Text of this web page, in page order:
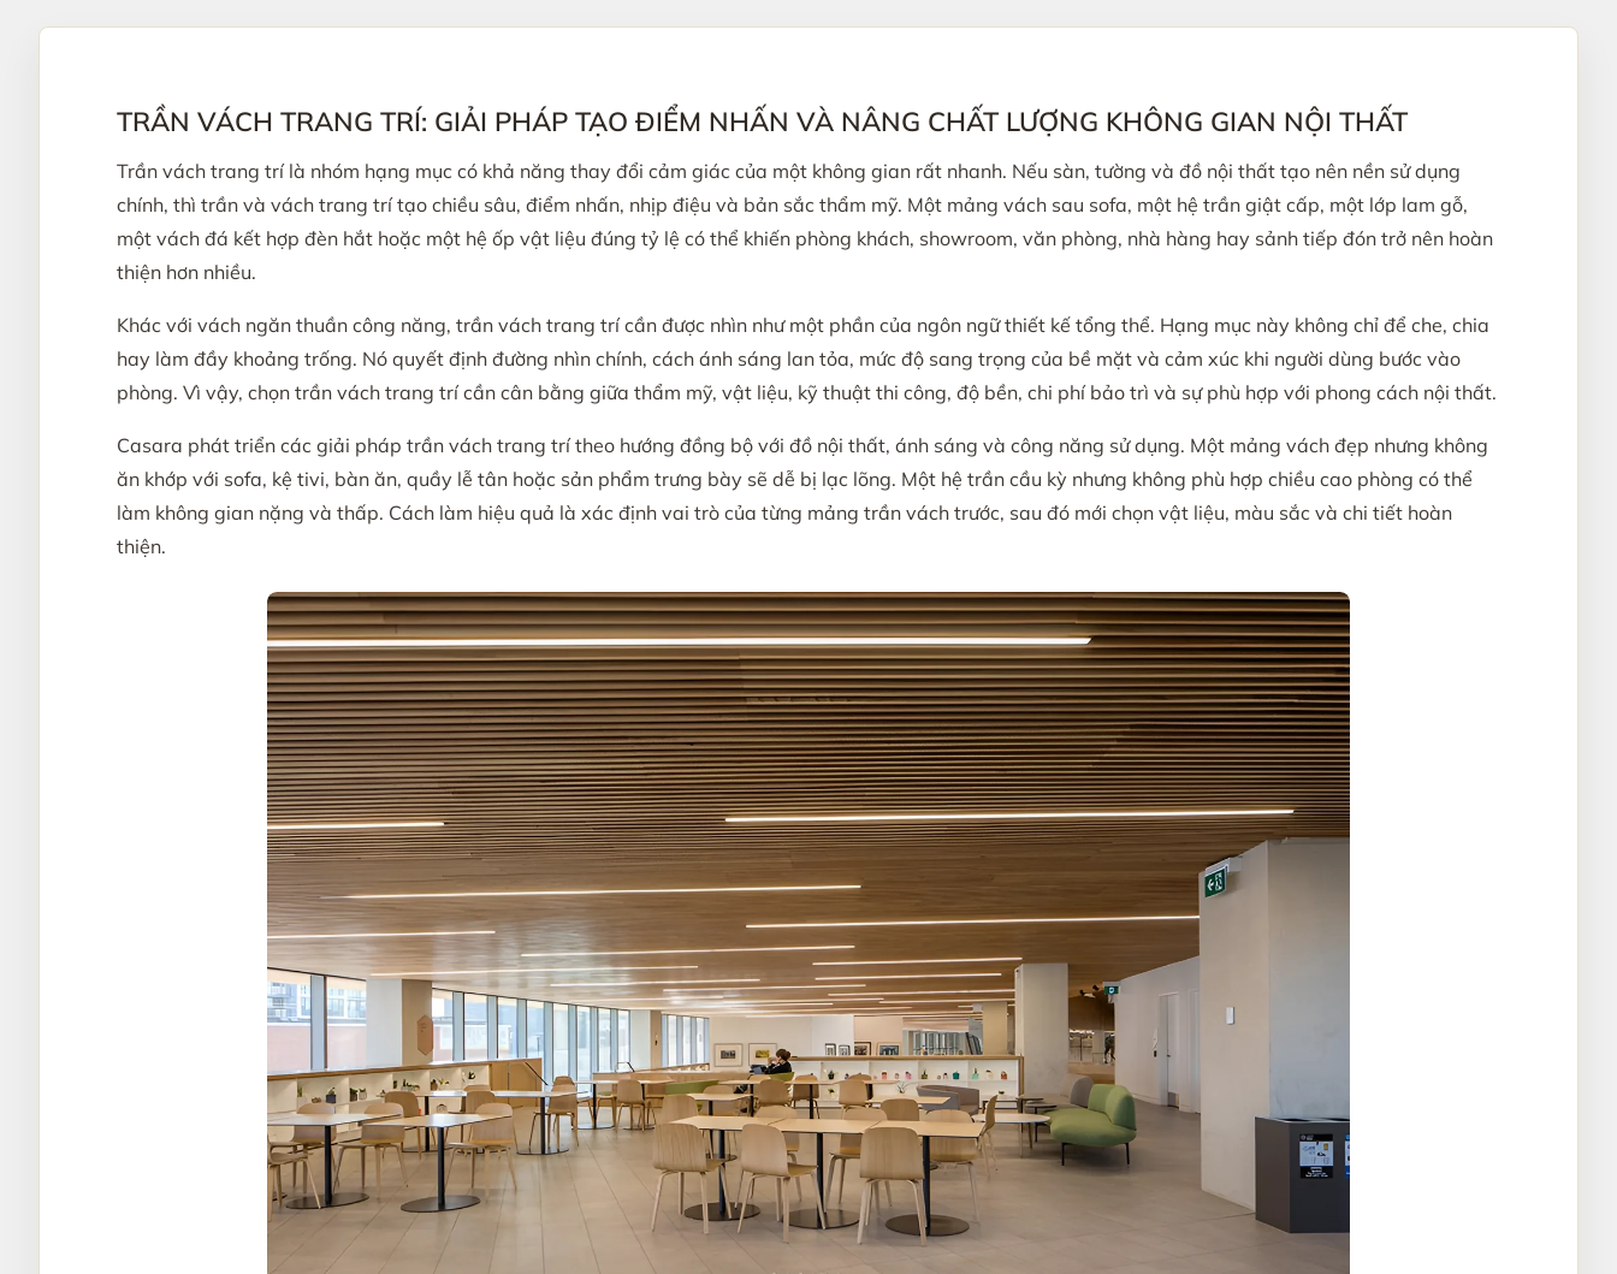
TRẦN VÁCH TRANG TRÍ: GIẢI PHÁP TẠO ĐIỂM NHẤN VÀ NÂNG CHẤT LƯỢNG KHÔNG GIAN NỘI THẤT
Trần vách trang trí là nhóm hạng mục có khả năng thay đổi cảm giác của một không gian rất nhanh. Nếu sàn, tường và đồ nội thất tạo nên nền sử dụng
chính, thì trần và vách trang trí tạo chiều sâu, điểm nhấn, nhịp điệu và bản sắc thẩm mỹ. Một mảng vách sau sofa, một hệ trần giật cấp, một lớp lam gỗ,
một vách đá kết hợp đèn hắt hoặc một hệ ốp vật liệu đúng tỷ lệ có thể khiến phòng khách, showroom, văn phòng, nhà hàng hay sảnh tiếp đón trở nên hoàn
thiện hơn nhiều.
Khác với vách ngăn thuần công năng, trần vách trang trí cần được nhìn như một phần của ngôn ngữ thiết kế tổng thể. Hạng mục này không chỉ để che, chia
hay làm đầy khoảng trống. Nó quyết định đường nhìn chính, cách ánh sáng lan tỏa, mức độ sang trọng của bề mặt và cảm xúc khi người dùng bước vào
phòng. Vì vậy, chọn trần vách trang trí cần cân bằng giữa thẩm mỹ, vật liệu, kỹ thuật thi công, độ bền, chi phí bảo trì và sự phù hợp với phong cách nội thất.
Casara phát triển các giải pháp trần vách trang trí theo hướng đồng bộ với đồ nội thất, ánh sáng và công năng sử dụng. Một mảng vách đẹp nhưng không
ăn khớp với sofa, kệ tivi, bàn ăn, quầy lễ tân hoặc sản phẩm trưng bày sẽ dễ bị lạc lõng. Một hệ trần cầu kỳ nhưng không phù hợp chiều cao phòng có thể
làm không gian nặng và thấp. Cách làm hiệu quả là xác định vai trò của từng mảng trần vách trước, sau đó mới chọn vật liệu, màu sắc và chi tiết hoàn
thiện.